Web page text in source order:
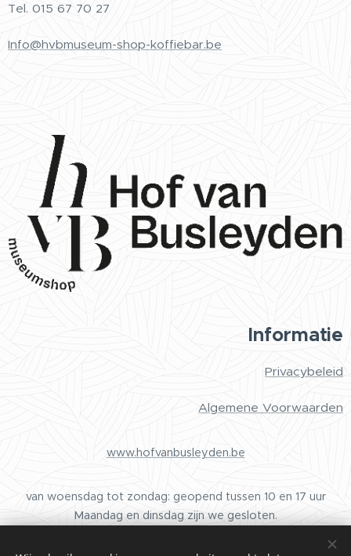
Tel. 015 67 70 27
Info@hvbmuseum-shop-koffiebar.be
Informatie
Privacybeleid
Algemene Voorwaarden
www.hofvanbusleyden.be
van woensdag tot zondag: geopend tussen 10 en 17 uur
Maandag en dinsdag zijn we gesloten.